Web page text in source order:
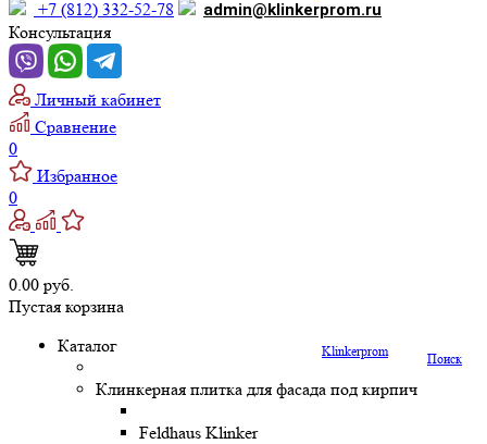
+7 (812) 332-52-78
admin@klinkerprom.ru
Консультация
Личный кабинет
Сравнение
0
Избранное
0
0.00 руб.
Пустая корзина
Поиск
Klinkerprom
Каталог
Клинкерная плитка для фасада под кирпич
Feldhaus Klinker